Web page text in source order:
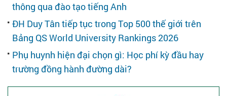
Nhà tuyển dụng
thông qua đào tạo tiếng Anh
ĐH Duy Tân tiếp tục trong Top 500 thế giới trên
Bảng QS World University Rankings 2026
Phụ huynh hiện đại chọn gì: Học phí kỳ đầu hay
trường đồng hành đường dài?